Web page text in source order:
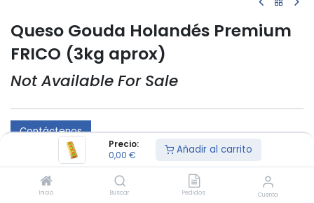
Precio:
0,00 € Añadir al carrito
Inicio Buscar Pedidos Cuenta
Queso Gouda Holandés Premium
FRICO (3kg aprox)
Not Available For Sale
Contáctenos
Términos y condiciones: